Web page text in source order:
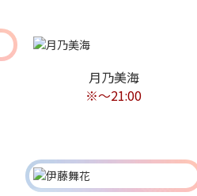
月乃美海
※～21:00